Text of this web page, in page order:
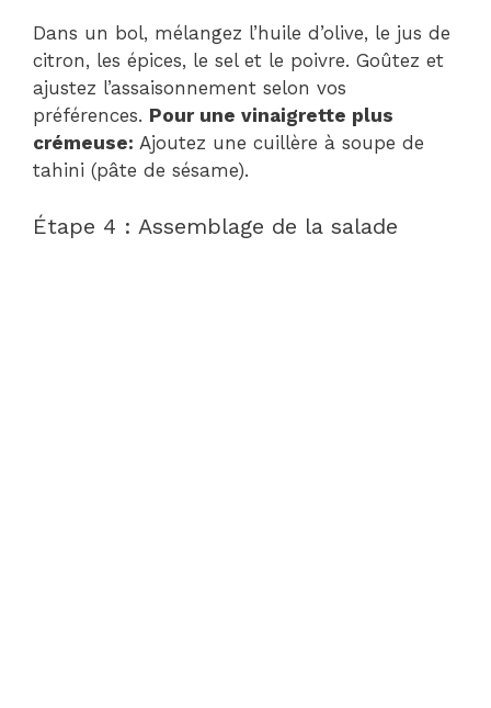
Dans un bol, mélangez l’huile d’olive, le jus de
citron, les épices, le sel et le poivre. Goûtez et
ajustez l’assaisonnement selon vos
préférences. Pour une vinaigrette plus
crémeuse: Ajoutez une cuillère à soupe de
tahini (pâte de sésame).
Étape 4 : Assemblage de la salade